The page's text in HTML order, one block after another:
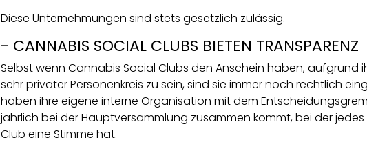
Diese Unternehmungen sind stets gesetzlich zulässig.
- CANNABIS SOCIAL CLUBS BIETEN TRANSPARENZ
Selbst wenn Cannabis Social Clubs den Anschein haben, aufgrund
sehr privater Personenkreis zu sein, sind sie immer noch rechtlich
haben ihre eigene interne Organisation mit dem
jährlich bei der Hauptversammlung zusammen kommt, bei der
Club eine Stimme hat.